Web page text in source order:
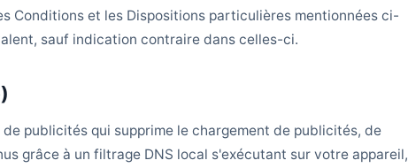
Conditions et les Dispositions particulières mentionnées ci-
sauf indication contraire dans celles-ci.
publicités qui supprime le chargement de publicités, de
grâce à un filtrage DNS local s'exécutant sur votre appareil,